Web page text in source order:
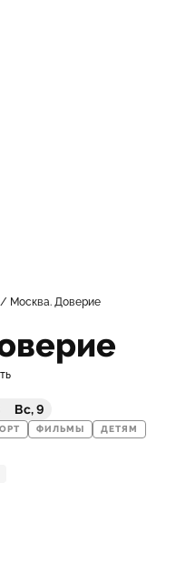
Москва. Доверие
Вс, 9
ФИЛЬМЫ ДЕТЯМ